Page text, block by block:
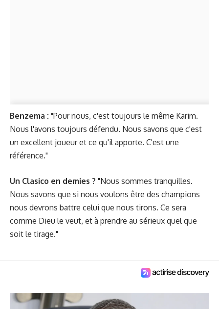
Benzema : "Pour nous, c'est toujours le même Karim.
Nous l'avons toujours défendu. Nous savons que c'est
un excellent joueur et ce qu'il apporte. C'est une
référence."
Un Clasico en demies ? "Nous sommes tranquilles.
Nous savons que si nous voulons être des champions
nous devrons battre celui que nous tirons. Ce sera
comme Dieu le veut, et à prendre au sérieux quel que
soit le tirage."